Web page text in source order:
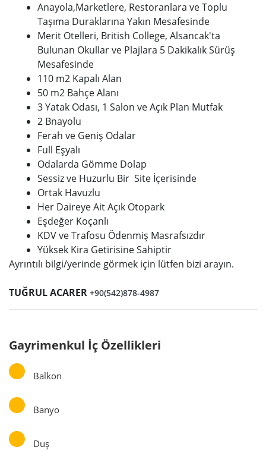
Anayola,Marketlere, Restoranlara ve Toplu
Taşıma Duraklarına Yakın Mesafesinde
Merit Otelleri, British College, Alsancak'ta
Bulunan Okullar ve Plajlara 5 Dakikalık Sürüş
Mesafesinde
110 m2 Kapalı Alan
50 m2 Bahçe Alanı
3 Yatak Odası, 1 Salon ve Açık Plan Mutfak
2 Bnayolu
Ferah ve Geniş Odalar
Full Eşyalı
Odalarda Gömme Dolap
Sessiz ve Huzurlu Bir Site İçerisinde
Ortak Havuzlu
Her Daireye Ait Açık Otopark
Eşdeğer Koçanlı
KDV ve Trafosu Ödenmiş Masrafsızdır
Yüksek Kira Getirisine Sahiptir
Ayrıntılı bilgi/yerinde görmek için lütfen bizi arayın.
TUĞRUL ACARER +90(542)878-4987
Gayrimenkul İç Özellikleri
Balkon
Banyo
Duş